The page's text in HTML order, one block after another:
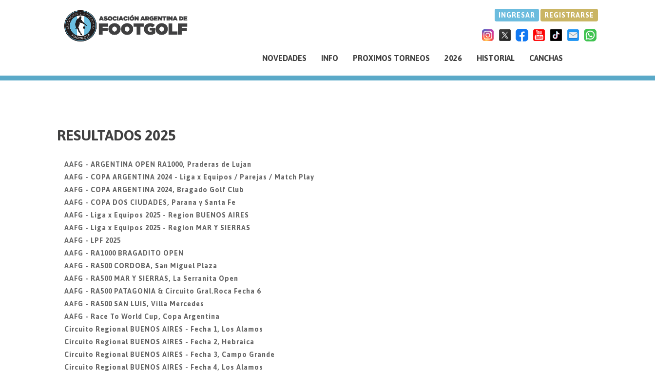
we
INGRESAR REGISTRARSE
NOVEDADES INFO PROXIMOS TORNEOS 2026 HISTORIAL CANCHAS
RESULTADOS 2025
AAFG - ARGENTINA OPEN RA1000, Praderas de Lujan
AAFG - COPA ARGENTINA 2024 - Liga x Equipos / Parejas / Match Play
AAFG - COPA ARGENTINA 2024, Bragado Golf Club
AAFG - COPA DOS CIUDADES, Parana y Santa Fe
AAFG - Liga x Equipos 2025 - Region BUENOS AIRES
AAFG - Liga x Equipos 2025 - Region MAR Y SIERRAS
AAFG - LPF 2025
AAFG - RA1000 BRAGADITO OPEN
AAFG - RA500 CORDOBA, San Miguel Plaza
AAFG - RA500 MAR Y SIERRAS, La Serranita Open
AAFG - RA500 PATAGONIA & Circuito Gral.Roca Fecha 6
AAFG - RA500 SAN LUIS, Villa Mercedes
AAFG - Race To World Cup, Copa Argentina
Circuito Regional BUENOS AIRES - Fecha 1, Los Alamos
Circuito Regional BUENOS AIRES - Fecha 2, Hebraica
Circuito Regional BUENOS AIRES - Fecha 3, Campo Grande
Circuito Regional BUENOS AIRES - Fecha 4, Los Alamos